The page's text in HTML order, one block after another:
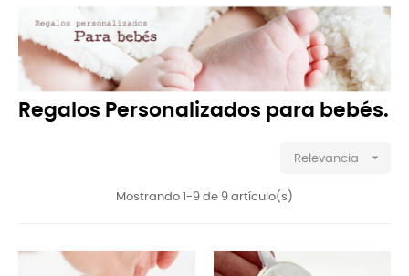
Regalos Personalizados para bebés.
Relevancia 
Mostrando 1-9 de 9 artículo(s)